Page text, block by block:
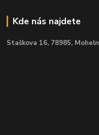
Kde nás najdete
Staškova 16, 78985,